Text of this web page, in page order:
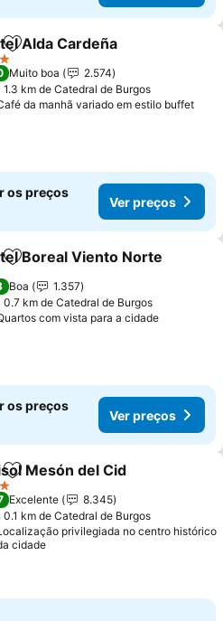
Adicionar aos favoritos
Alda Cardeña
Muito boa
2.574
1.3 km de Catedral de Burgos
da manhã variado em estilo buffetVer
os preços
Ver preços
Adicionar aos favoritos
Boreal Viento Norte
Boa
1.357
0.7 km de Catedral de Burgos
com vista para a cidadeVer
os preços
Ver preços
Adicionar aos favoritos
Mesón del Cid
Excelente
8.345
0.1 km de Catedral de Burgos
privilegiada no centro histórico
cidade